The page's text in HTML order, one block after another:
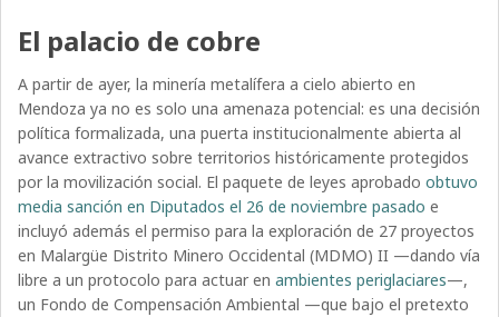
El palacio de cobre
A partir de ayer, la minería metalífera a cielo abierto en
Mendoza ya no es solo una amenaza potencial: es una decisión
política formalizada, una puerta institucionalmente abierta al
avance extractivo sobre territorios históricamente protegidos
por la movilización social. El paquete de leyes aprobadoobtuvo
media sanción en Diputados el 26 de noviembre pasado e
incluyó además el permiso para la exploración de 27 proyectos
en Malargüe Distrito Minero Occidental (MDMO) II —dando vía
libre a un protocolo para actuar enambientes periglaciares—,
un Fondo de Compensación Ambiental —que bajo el pretexto